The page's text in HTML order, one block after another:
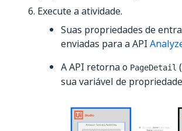
Execute a atividade.
Suas propriedades de
enviadas para a API
A API retorna o PageDetail (
sua variável de